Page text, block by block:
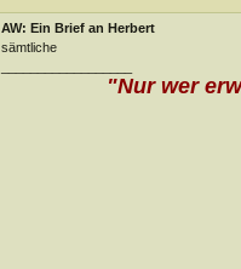
AW: Ein Brief an Herbert
sämtliche
"Nur wer